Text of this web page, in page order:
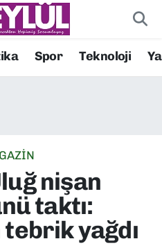
Spor Teknoloji
nişan
taktı:
yağdı
ve Fikstür